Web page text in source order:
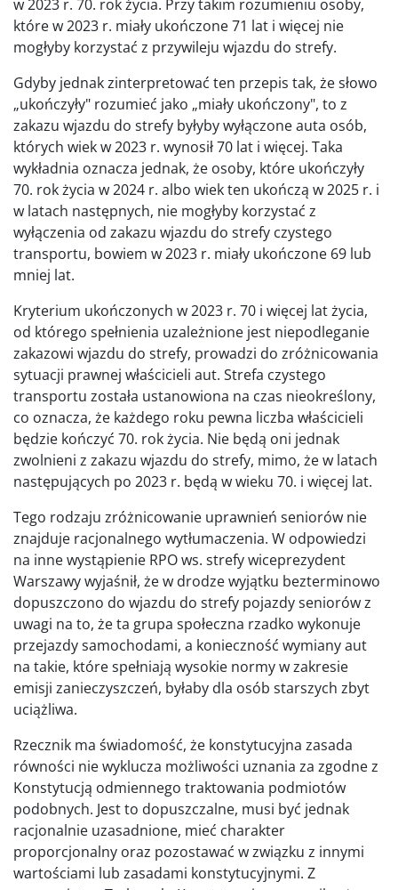
w 2023 r. 70. rok życia. Przy takim rozumieniu osoby,
które w 2023 r. miały ukończone 71 lat i więcej nie
mogłyby korzystać z przywileju wjazdu do strefy.
Gdyby jednak zinterpretować ten przepis tak, że słowo
„ukończyły" rozumieć jako „miały ukończony", to z
zakazu wjazdu do strefy byłyby wyłączone auta osób,
których wiek w 2023 r. wynosił 70 lat i więcej. Taka
wykładnia oznacza jednak, że osoby, które ukończyły
70. rok życia w 2024 r. albo wiek ten ukończą w 2025 r. i
w latach następnych, nie mogłyby korzystać z
wyłączenia od zakazu wjazdu do strefy czystego
transportu, bowiem w 2023 r. miały ukończone 69 lub
mniej lat.
Kryterium ukończonych w 2023 r. 70 i więcej lat życia,
od którego spełnienia uzależnione jest niepodleganie
zakazowi wjazdu do strefy, prowadzi do zróżnicowania
sytuacji prawnej właścicieli aut. Strefa czystego
transportu została ustanowiona na czas nieokreślony,
co oznacza, że każdego roku pewna liczba właścicieli
będzie kończyć 70. rok życia. Nie będą oni jednak
zwolnieni z zakazu wjazdu do strefy, mimo, że w latach
następujących po 2023 r. będą w wieku 70. i więcej lat.
Tego rodzaju zróżnicowanie uprawnień seniorów nie
znajduje racjonalnego wytłumaczenia. W odpowiedzi
na inne wystąpienie RPO ws. strefy wiceprezydent
Warszawy wyjaśnił, że w drodze wyjątku bezterminowo
dopuszczono do wjazdu do strefy pojazdy seniorów z
uwagi na to, że ta grupa społeczna rzadko wykonuje
przejazdy samochodami, a konieczność wymiany aut
na takie, które spełniają wysokie normy w zakresie
emisji zanieczyszczeń, byłaby dla osób starszych zbyt
uciążliwa.
Rzecznik ma świadomość, że konstytucyjna zasada
równości nie wyklucza możliwości uznania za zgodne z
Konstytucją odmiennego traktowania podmiotów
podobnych. Jest to dopuszczalne, musi być jednak
racjonalnie uzasadnione, mieć charakter
proporcjonalny oraz pozostawać w związku z innymi
wartościami lub zasadami konstytucyjnymi. Z